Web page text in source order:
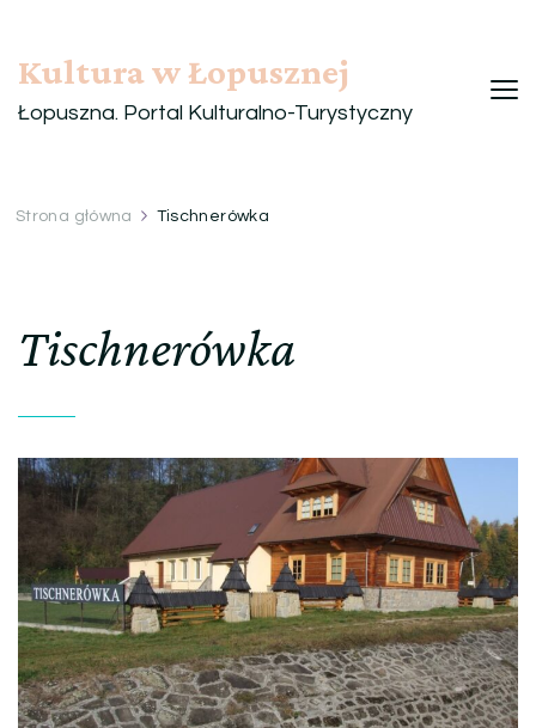
Kultura w Łopusznej
Łopuszna. Portal Kulturalno-Turystyczny
Strona główna Tischnerówka
Tischnerówka